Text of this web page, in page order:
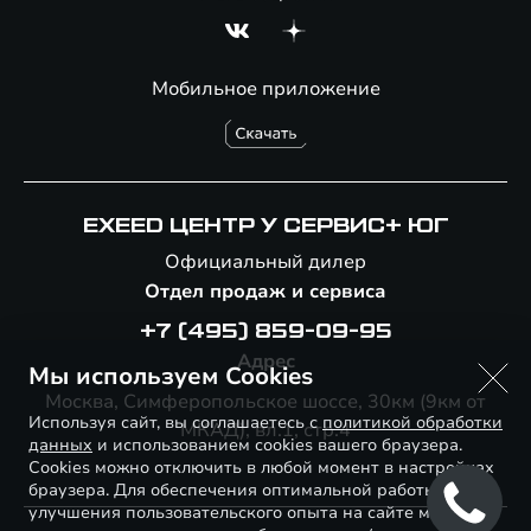
Мобильное приложение
EXEED ЦЕНТР У СЕРВИС+ ЮГ
Официальный дилер
Отдел продаж и сервиса
+7 (495) 859-09-95
Адрес
Москва, Симферопольское шоссе, 30км (9км от
МКАД), вл.1, стр.4
Мы используем Cookies
Используя сайт, вы соглашаетесь сполитикой обработки
данных и использованием cookies вашего браузера.
Cookies можно отключить в любой момент в настройках
браузера. Для обеспечения оптимальной работы и
улучшения пользовательского опыта на сайте могут